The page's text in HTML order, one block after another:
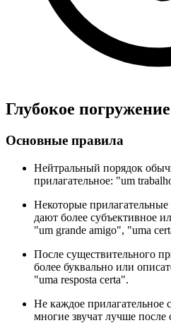
Глубокое погружение
Основные правила
Нейтральный порядок
прилагательное: "um
Некоторые
дают более субъективное
"um grande amigo", "uma
После существительного
более буквально или
"uma resposta certa".
Не каждое прилагательное
многие звучат лучше после